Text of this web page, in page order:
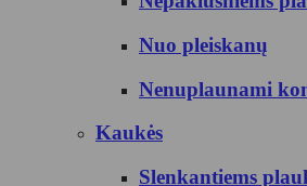
Nuo pleiskanų
Nenuplaunami
Kaukės
Slenkantiems